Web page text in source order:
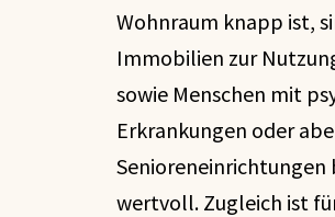
Wohnraum knapp ist,
Immobilien zur
sowie Menschen mit
Erkrankungen oder
Senioreneinrichtungen
wertvoll. Zugleich ist